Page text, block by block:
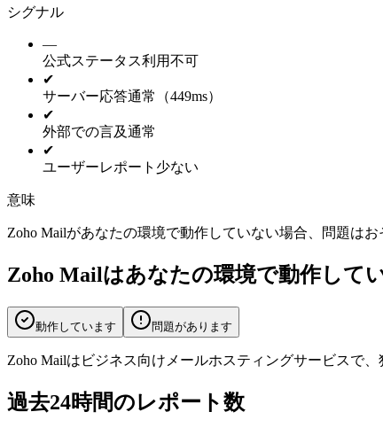
シグナル
—
公式ステータス利用不可
✔
サーバー応答通常（449ms）
✔
外部での言及通常
✔
ユーザーレポート 少ない
意味
Zoho Mailがあなたの環境で動作していない場合、問題は
Zoho Mailはあなたの環境で動作して
動作しています 問題があります
Zoho Mailはビジネス向けメールホスティングサービスで
過去24時間のレポート数